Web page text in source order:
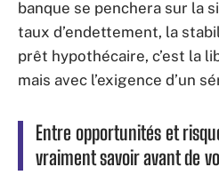
banque se penchera sur la
taux d’endettement, la
prêt hypothécaire, c’est la
mais avec l’exigence d’un
Entre opportunités et
vraiment savoir avant de